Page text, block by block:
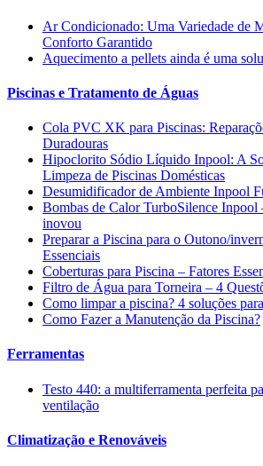
Ar Condicionado: Uma Variedade de
Conforto Garantido
Aquecimento a pellets ainda é uma
Piscinas e Tratamento de Águas
Cola PVC XK para Piscinas:
Duradouras
Hipoclorito Sódio Líquido Inpool: A
Limpeza de Piscinas Domésticas
Desumidificador de Ambiente Inpool
Bombas de Calor TurboSilence Inpool
inovou
Preparar a Piscina para o Outono/
Essenciais
Coberturas para Piscina – Fatores
Filtro de Água para Torneira – 4
Como limpar a piscina? 4 soluções
Como Fazer a Manutenção da Piscina?
Ferramentas
Testo 440: a multiferramenta perfeita
ventilação
Climatização e Renováveis